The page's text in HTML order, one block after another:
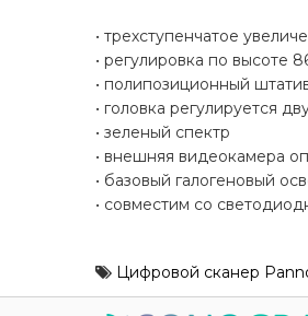
• трехступенчатое
• регулировка по высоте
• полипозиционный
• головка регулируется
• зеленый спектр
• внешняя видеокамера
• базовый галогеновый
• совместим со
Цифровой сканер